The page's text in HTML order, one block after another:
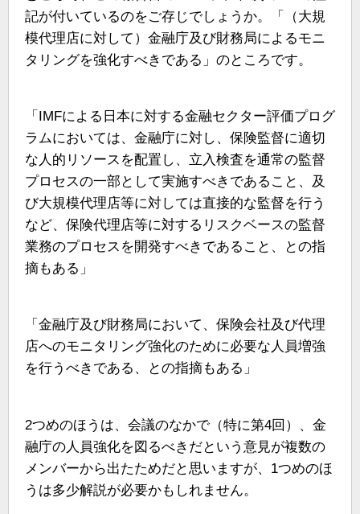
記が付いているのをご存じでしょうか。「（大規
模代理店に対して）金融庁及び財務局によるモニ
タリングを強化すべきである」のところです。
「IMFによる日本に対する金融セクター評価プログ
ラムにおいては、金融庁に対し、保険監督に適切
な人的リソースを配置し、立入検査を通常の監督
プロセスの一部として実施すべきであること、及
び大規模代理店等に対しては直接的な監督を行う
など、保険代理店等に対するリスクベースの監督
業務のプロセスを開発すべきであること、との指
摘もある」
「金融庁及び財務局において、保険会社及び代理
店へのモニタリング強化のために必要な人員増強
を行うべきである、との指摘もある」
2つめのほうは、会議のなかで（特に第4回）、金
融庁の人員強化を図るべきだという意見が複数の
メンバーから出たためだと思いますが、1つめのほ
うは多少解説が必要かもしれません。